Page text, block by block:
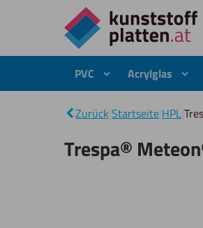
Direkt
zum
PVC Acrylglas
Zurück Startseite HPL
Trespa®